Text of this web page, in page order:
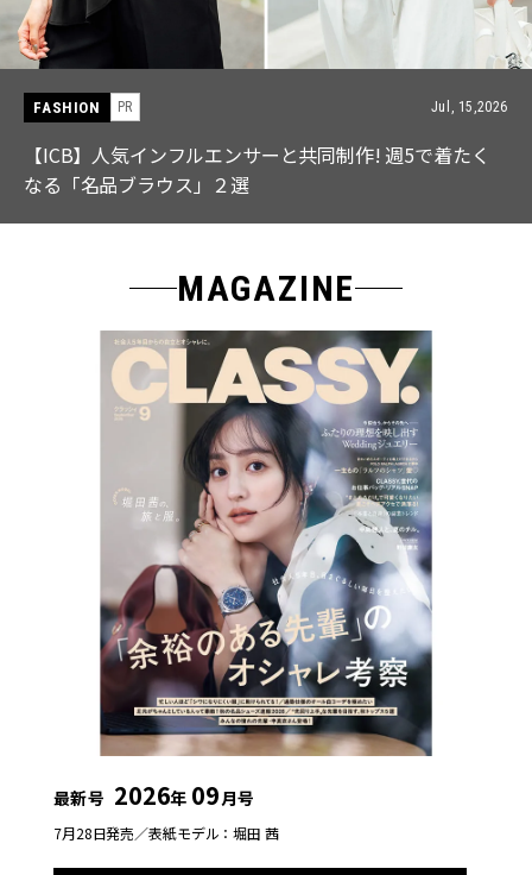
FASHION Jul, 28,2026
【中島健人さん登場】余裕のある先輩の「オシャレ」大
特集｜CLASSY.9月号発売
MAGAZINE
最新号 2026年 09月号
7月28日発売／表紙モデル：堀田 茜